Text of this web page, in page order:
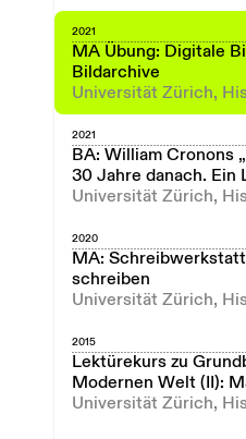
2021
MA Übung: Digitale
Bildarchive
Universität Zürich,
2021
BA: William Cronons
30 Jahre danach. Ein
Universität Zürich,
2020
MA:
schreiben
Universität Zürich,
2015
Lektürekurs zu
Modernen Welt (II):
Universität Zürich,